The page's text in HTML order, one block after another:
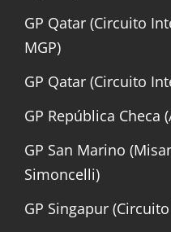
GP Qatar (Circuito
MGP)
GP Qatar (Circuito
GP República
GP San Marino
Simoncelli)
GP Singapur